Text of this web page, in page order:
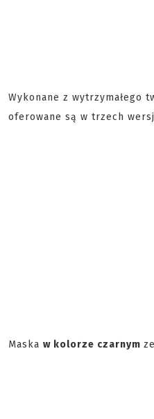
Wykonane z wytrzymałego
oferowane są w trzech
Maska w kolorze czarnym ze